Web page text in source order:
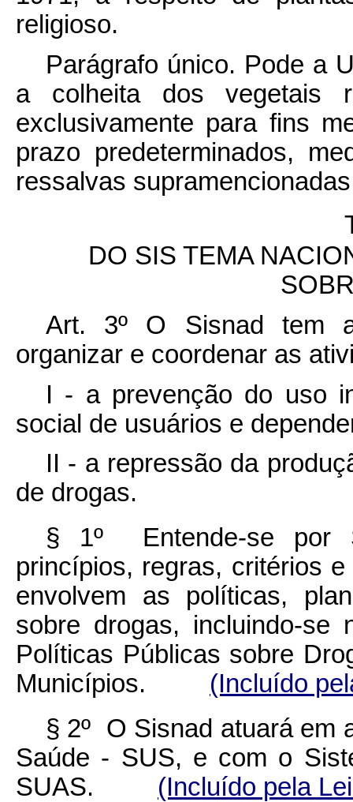
religioso.
Parágrafo único. Pode a
a colheita dos vegetais
exclusivamente para fins
prazo predeterminados,
ressalvas
DO SIS TEMA
Art. 3º O Sisnad tem
organizar e coordenar as
I - a prevenção do uso
social de usuários e
II - a repressão da
de drogas.
§ 1º Entende-se por
princípios, regras, critérios
envolvem as políticas,
sobre drogas, incluindo-se
Políticas Públicas sobre
Municípios. (Incluído
§ 2º O Sisnad atuará em
Saúde - SUS, e com o
SUAS. (Incluído pela